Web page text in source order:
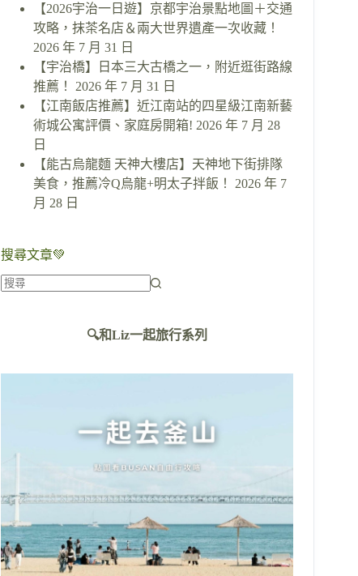
【2026宇治一日遊】京都宇治景點地圖＋交通
攻略，抹茶名店＆兩大世界遺產一次收藏！
2026 年 7 月 31 日
【宇治橋】日本三大古橋之一，附近逛街路線
推薦！
2026 年 7 月 31 日
【江南飯店推薦】近江南站的四星級江南新藝
術城公寓評價、家庭房開箱! 2026 年 7 月 28
日
【能古烏龍麵 天神大樓店】天神地下街排隊
美食，推薦冷Q烏龍+明太子拌飯！
2026 年 7
月 28 日
搜尋文章💚
🔍和Liz一起旅行系列